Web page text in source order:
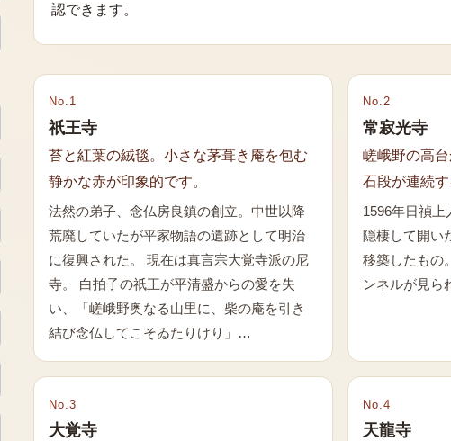
認できます。
No. 1
祇王寺
苔と紅葉の絨毯。小さな茅葺き庵を包む
静かな赤が印象的です。
法然の弟子、念仏房良鎮の創立。中世以降
荒廃していたが平家物語の遺跡として明治
に復興された。 現在は真言宗大覚寺派の尼
寺。 白拍子の祇王が平清盛からの愛を失
い、「嵯峨野奥なる山里に、柴の庵を引き
結び念仏してこそゐたりけり」…
No.2
常寂光寺
嵯峨野の高
石段が連続す
1596年日禎
隠棲して開い
移築したもの
ンネルが見ら
No.3
大覚寺
No.4
天龍寺